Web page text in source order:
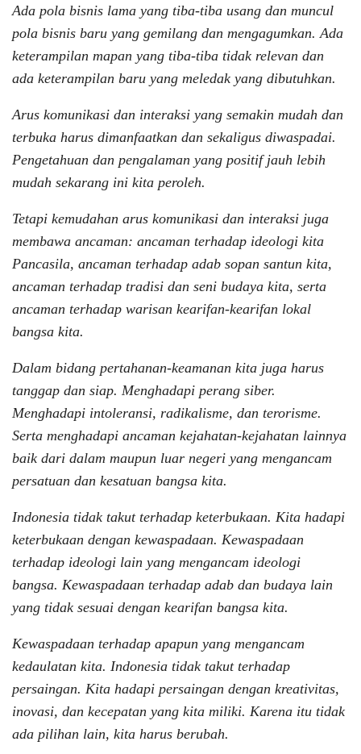
Ada pola bisnis lama yang tiba-tiba usang dan muncul
pola bisnis baru yang gemilang dan mengagumkan. Ada
keterampilan mapan yang tiba-tiba tidak relevan dan
ada keterampilan baru yang meledak yang dibutuhkan.
Arus komunikasi dan interaksi yang semakin mudah dan
terbuka harus dimanfaatkan dan sekaligus diwaspadai.
Pengetahuan dan pengalaman yang positif jauh lebih
mudah sekarang ini kita peroleh.
Tetapi kemudahan arus komunikasi dan interaksi juga
membawa ancaman: ancaman terhadap ideologi kita
Pancasila, ancaman terhadap adab sopan santun kita,
ancaman terhadap tradisi dan seni budaya kita, serta
ancaman terhadap warisan kearifan-kearifan lokal
bangsa kita.
Dalam bidang pertahanan-keamanan kita juga harus
tanggap dan siap. Menghadapi perang siber.
Menghadapi intoleransi, radikalisme, dan terorisme.
Serta menghadapi ancaman kejahatan-kejahatan lainnya
baik dari dalam maupun luar negeri yang mengancam
persatuan dan kesatuan bangsa kita.
Indonesia tidak takut terhadap keterbukaan. Kita hadapi
keterbukaan dengan kewaspadaan. Kewaspadaan
terhadap ideologi lain yang mengancam ideologi
bangsa. Kewaspadaan terhadap adab dan budaya lain
yang tidak sesuai dengan kearifan bangsa kita.
Kewaspadaan terhadap apapun yang mengancam
kedaulatan kita. Indonesia tidak takut terhadap
persaingan. Kita hadapi persaingan dengan kreativitas,
inovasi, dan kecepatan yang kita miliki. Karena itu tidak
ada pilihan lain, kita harus berubah.